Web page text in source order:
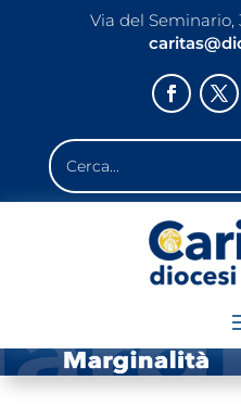
Via del Seminario,